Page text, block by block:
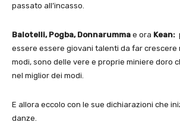
passato all’incasso.
Balotelli, Pogba, Donnarumma e ora Kean:
essere essere giovani talenti da far crescere
modi, sono delle vere e proprie miniere doro
nel miglior dei modi.
E allora eccolo con le sue dichiarazioni che
danze.